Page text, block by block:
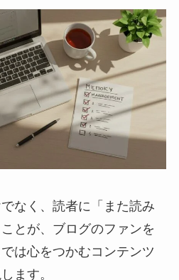
なく、読者に「また読み
とが、ブログのファンを
は心をつかむコンテンツ
ます。